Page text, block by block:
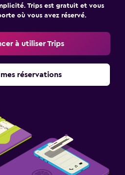
Trips est gratuit et vous
où vous avez réservé.
à utiliser Trips
réservations